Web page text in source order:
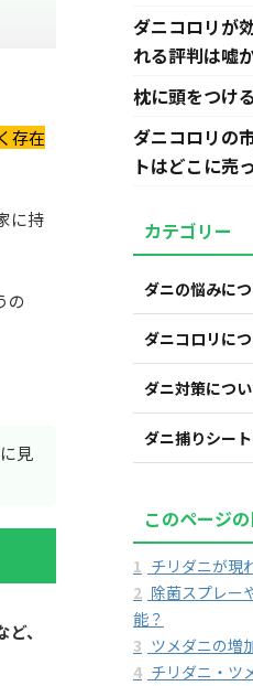
存在
に持
の
見
、
ダニコロリが
れる評判は嘘
枕に頭をつけ
ダニコロリの
トはどこに売
カテゴリー
ダニの悩みに
ダニコロリに
ダニ対策につ
ダニ捕りシー
このページ
1 チリダニが現
2 除菌スプレー
能？
3 ツメダニの増
4 チリダニ・ツ